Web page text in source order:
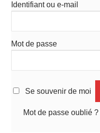
Identifiant ou e-mail
Mot de passe
Se souvenir de moi
Mot de passe oublié ?